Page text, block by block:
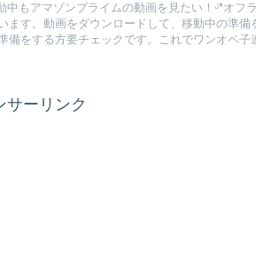
もアマゾンプライムの動画を見たい！ᵕ̈*オフ
ます。動画をダウンロードして、移動中の準備
備をする方要チェックです。これでワンオペ子
サーリンク